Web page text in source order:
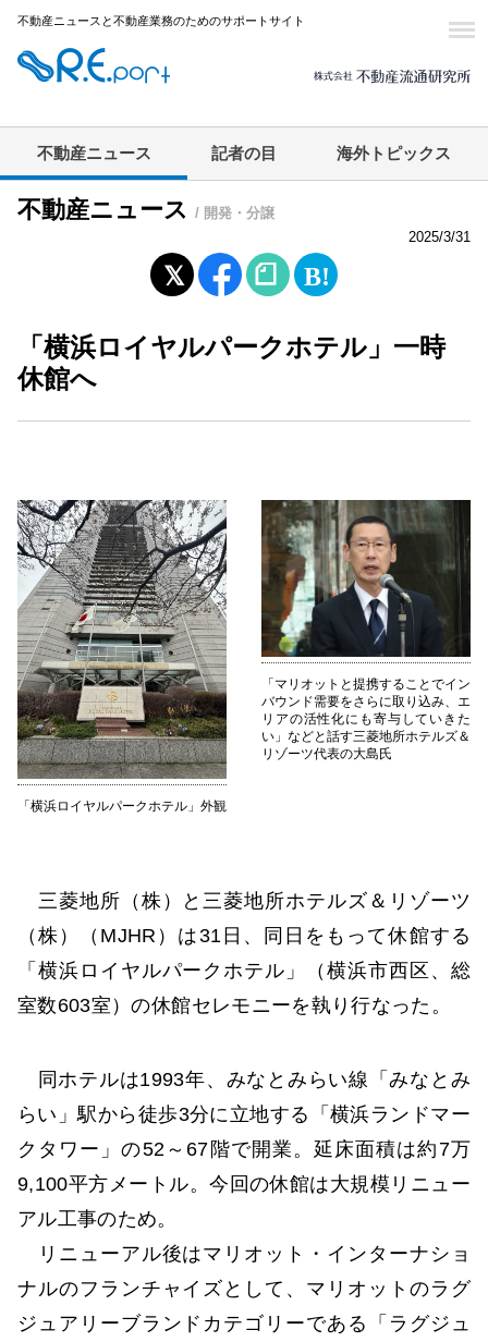
不動産ニュースと不動産業務のためのサポートサイト
不動産ニュース 記者の目 海外トピックス
不動産ニュース / 開発・分譲
2025/3/31
「横浜ロイヤルパークホテル」一時
休館へ
「横浜ロイヤルパークホテル」外観
「マリオットと提携することでイン
バウンド需要をさらに取り込み、エ
リアの活性化にも寄与していきた
い」などと話す三菱地所ホテルズ＆
リゾーツ代表の大島氏
三菱地所（株）と三菱地所ホテルズ＆リゾーツ
（株）（MJHR）は31日、同日をもって休館する
「横浜ロイヤルパークホテル」（横浜市西区、総
室数603室）の休館セレモニーを執り行なった。
同ホテルは1993年、みなとみらい線「みなとみ
らい」駅から徒歩3分に立地する「横浜ランドマー
クタワー」の52～67階で開業。延床面積は約7万
9,100平方メートル。今回の休館は大規模リニュー
アル工事のため。
リニューアル後はマリオット・インターナショ
ナルのフランチャイズとして、マリオットのラグ
ジュアリーブランドカテゴリーである「ラグジュ